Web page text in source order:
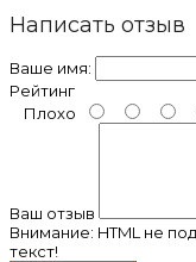
Написать отзыв
Ваше имя:
Рейтинг
Плохо
Ваш отзыв
Внимание: HTML не
текст!